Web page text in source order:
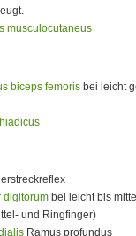
musculocutaneus
biceps femoris bei leicht
digitorum bei leicht bis
und Ringfinger)
Ramus profundus